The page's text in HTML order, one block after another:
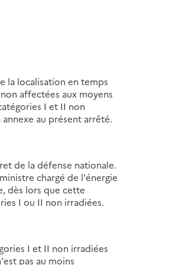
la localisation en temps
affectées aux moyens
I et II non
au présent arrêté.
de la défense nationale.
chargé de l'énergie
dès lors que cette
I ou II non irradiées.
I et II non irradiées
pas au moins